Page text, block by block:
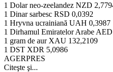
1 Dolar neo-zeelandez NZD
1 Dinar sarbesc RSD 0,0392
1 Hryvna ucrainiană UAH 0,3987
1 Dirhamul Emiratelor Arabe AED
1 gram de aur XAU 132,2109
1 DST XDR 5,0986
AGERPRES
Citeşte şi...